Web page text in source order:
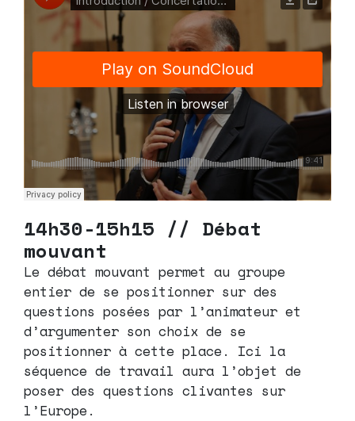
14h30-15h15 // Débat
mouvant
Le débat mouvant permet au groupe
entier de se positionner sur des
questions posées par l’animateur et
d’argumenter son choix de se
positionner à cette place. Ici la
séquence de travail aura l’objet de
poser des questions clivantes sur
l’Europe.